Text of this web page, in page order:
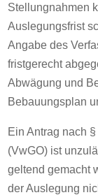
Stellungnahmen
Auslegungsfrist
Angabe des
fristgerecht
Abwägung und
Bebauungsplan
Ein Antrag nach
(VwGO) ist
geltend gemacht
der Auslegung